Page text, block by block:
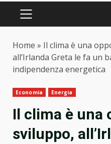
PRIMARY
Home » Il clima è una
all’Irlanda Greta le fa un
indipendenza energetica
Economia Energia
Il clima è una
sviluppo,